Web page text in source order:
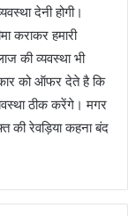
देनी होगी।
कराकर हमारी
की व्यवस्था भी
को ऑफर देते है कि
ठीक करेंगे। मगर
की रेवड़िया कहना बंद